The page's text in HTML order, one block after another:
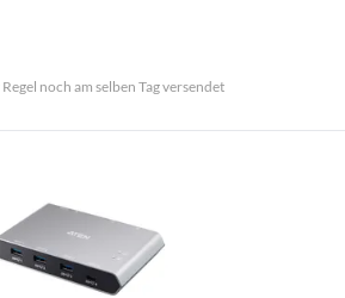
noch am selben Tag versendet